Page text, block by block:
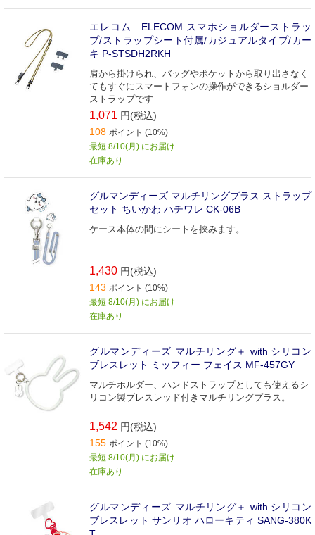
エレコム ELECOM スマホショルダーストラッ
プ/ストラップシート付属/カジュアルタイプ/カー
キ P-STSDH2RKH
肩から掛けられ、バッグやポケットから取り出さなく
てもすぐにスマートフォンの操作ができるショルダー
ストラップです
1,071 円(税込)
108 ポイント (10%)
最短 8/10(月) にお届け
在庫あり
グルマンディーズ マルチリングプラス ストラップ
セット ちいかわ ハチワレ CK-06B
ケース本体の間にシートを挟みます。
1,430 円(税込)
143 ポイント (10%)
最短 8/10(月) にお届け
在庫あり
グルマンディーズ マルチリング＋ with シリコン
ブレスレット ミッフィー フェイス MF-457GY
マルチホルダー、ハンドストラップとしても使えるシ
リコン製ブレスレッド付きマルチリングプラス。
1,542 円(税込)
155 ポイント (10%)
最短 8/10(月) にお届け
在庫あり
グルマンディーズ マルチリング＋ with シリコン
ブレスレット サンリオ ハローキティ SANG-380K